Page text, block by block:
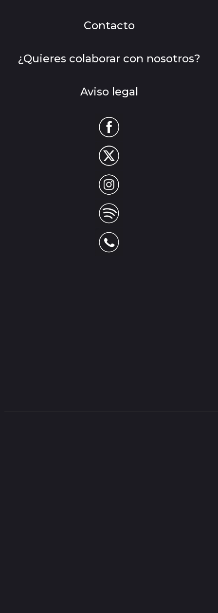
Contacto
¿Quieres colaborar con nosotros?
Aviso legal